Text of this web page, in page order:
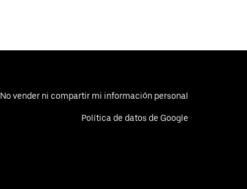
No vender ni compartir mi información personal
Política de datos de Google